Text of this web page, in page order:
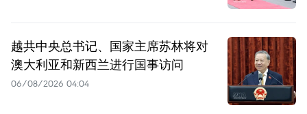
越共中央总书记、国家主席苏林将对
澳大利亚和新西兰进行国事访问
06/08/2026 04:04